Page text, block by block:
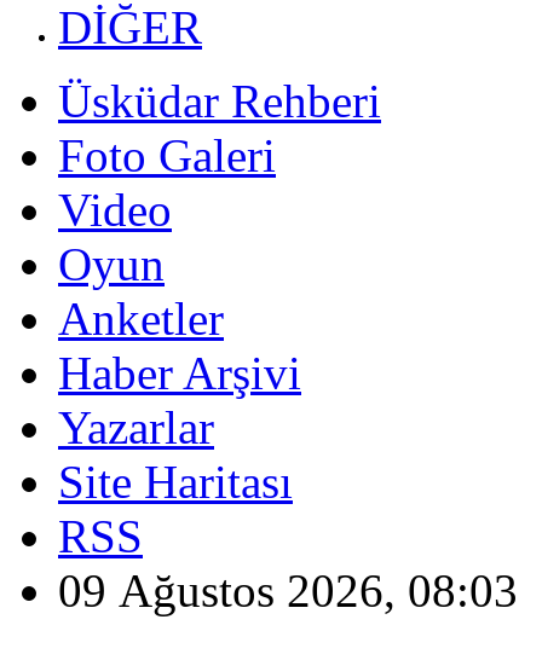
DİĞER
Üsküdar Rehberi
Foto Galeri
Video
Oyun
Anketler
Haber Arşivi
Yazarlar
Site Haritası
RSS
09 Ağustos 2026, 08:03